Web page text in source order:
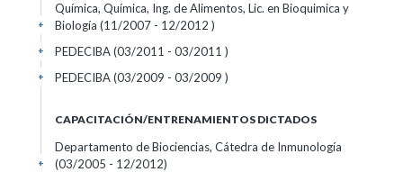
Química, Química, Ing. de Alimentos, Lic. en Bioquimica y
Biología (11/2007 - 12/2012 )
+
PEDECIBA (03/2011 - 03/2011 )
+
PEDECIBA (03/2009 - 03/2009 )
+
CAPACITACIÓN/ENTRENAMIENTOS DICTADOS
Departamento de Biociencias, Cátedra de Inmunología
(03/2005 - 12/2012)
+